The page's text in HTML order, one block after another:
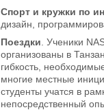
Спорт и кружки по
дизайн,
Поездки . Ученики
организованы в
гибкость,
многие местные
студенты учатся в
непосредственный